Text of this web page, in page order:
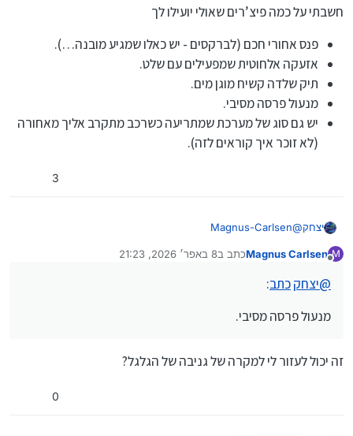
חשבתי על כמה פיצ’רים שאולי יועילו לך
פנס אחורי חכם (לברקסים - יש כאלו שמגיע מובנה…).
אזעקה אלחוטית שמפעילים עם שלט.
תיק שלדה קשיח מוגן מים.
מנעול פרסה מסיבי.
יש גם סוג של מערכת שמתריעה כשרכב מתקרב אליך מאחורה
(לא זוכר איך קוראים לזה).
3
יצחק@
Magnus-Carlsen
חשבתי על כמה פיצ’רים שאולי יועילו לך
פנס אחורי חכם (לברקסים - יש כאלו שמגיע מובנה…).
תיק שלדה קשיח מוגן מים.
יש גם סוג של מערכת שמתריעה כשרכב מתקרב אליך
M
Magnus Carlsenכתב ב8 באפר׳ 2026, 21:23
נערך לאחרונה על ידי
@יצחקכתב:
מנעול פרסה מסיבי.
זה יכול לעזור לי למקרה של גניבה של הגלגל?
0